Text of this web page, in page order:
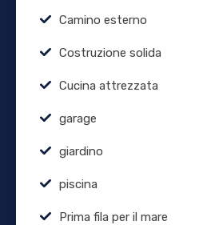
Camino esterno
Costruzione solida
Cucina attrezzata
garage
giardino
piscina
Prima fila per il mare